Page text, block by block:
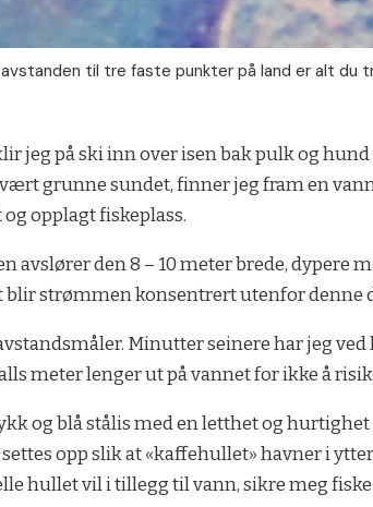
til tre faste punkter på land er alt
jeg på ski inn­ over isen bak pulk og
grunne sundet, finner jeg fram en
opplagt fiskeplass.
avslører den 8 – 10 meter brede,
blir strømmen konsentrert utenfor denne
Minutter seinere har jeg
meter lenger ut på vannet for ikke å
og blå stålis med en letthet og
opp slik at «kaffehullet» havner i
hullet vil i tillegg til vann, sikre meg